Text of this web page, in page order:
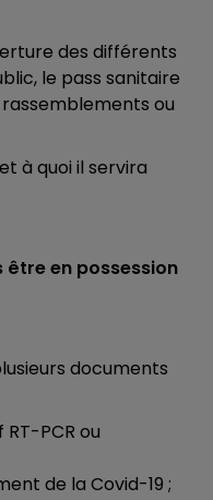
des différents
le pass sanitaire
ou
à quoi il servira
en possession
documents
PCR ou
de la Covid-19 ;